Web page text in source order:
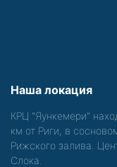
Наша локация
КРЦ "Яункемери"
км от Риги, в
Рижского залива.
Слока.